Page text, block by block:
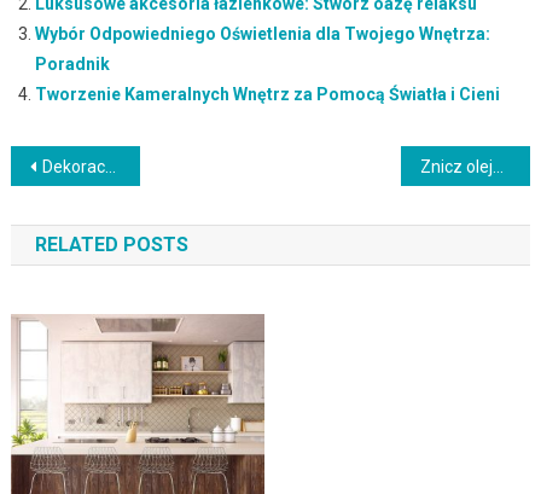
Wybór Odpowiedniego Oświetlenia dla Twojego Wnętrza:
Poradnik
Tworzenie Kameralnych Wnętrz za Pomocą Światła i Cieni
Nawigacja
wpisu
Dekoracyjne schody w domu: Oryginalne rozwiązania w aranżacji
RELATED POSTS